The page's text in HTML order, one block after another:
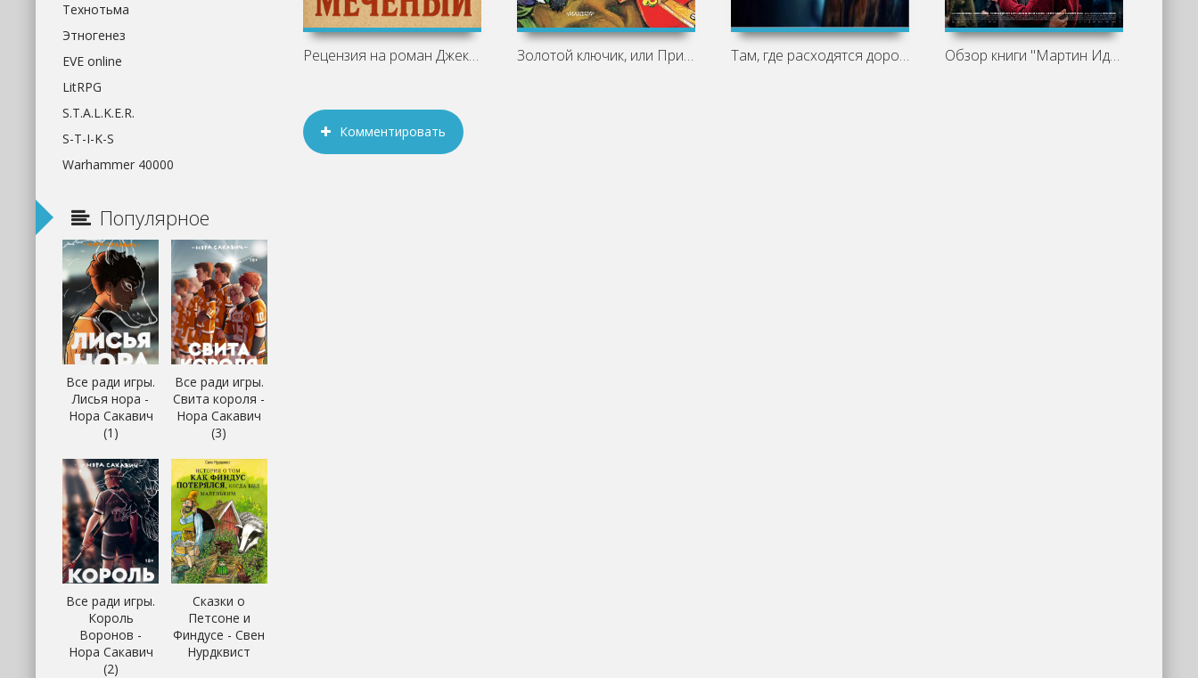
Рецензия на роман Джека Лондона Золотой ключик, или Приключения Там, где расходятся дороги - Джек Обзор книги "Мартин Иден" Джека Лондона
Комментировать
Технотьма
Этногенез
EVE online
LitRPG
S.T.A.L.K.E.R.
S-T-I-K-S
Warhammer 40000
Популярное
Все ради игры.
Лисья нора -
Нора Сакавич
(1)
Все ради игры.
Свита короля -
Нора Сакавич
(3)
Все ради игры.
Король
Воронов -
Нора Сакавич
(2)
Сказки о
Петсоне и
Финдусе - Свен
Нурдквист